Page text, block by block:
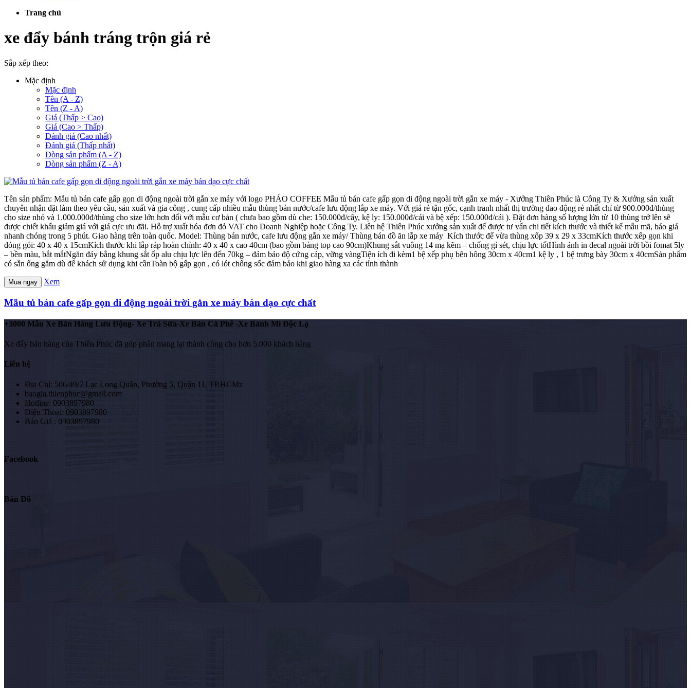
Trang chủ
xe đẩy bánh tráng trộn giá rẻ
Sắp xếp theo:
Mặc định
Mặc định
Tên (A - Z)
Tên (Z - A)
Giá (Thấp > Cao)
Giá (Cao > Thấp)
Đánh giá (Cao nhất)
Đánh giá (Thấp nhất)
Dòng sản phẩm (A - Z)
Dòng sản phẩm (Z - A)
Tên sản phẩm: Mẫu tủ bán cafe gấp gọn di động ngoài trời gắn xe máy với logo PHÁO COFFEE Mẫu tủ bán cafe gấp gọn di động ngoài trời gắn xe máy - Xưởng Thiên Phúc là Công Ty & Xưởng sản xuất
chuyên nhận đặt làm theo yêu cầu, sản xuất và gia công , cung cấp nhiều mẫu thùng bán nước/cafe lưu động lắp xe máy. Với giá rẻ tận gốc, cạnh tranh nhất thị trường dao động rẻ nhất chỉ từ 900.000đ/thùng
cho size nhỏ và 1.000.000đ/thùng cho size lớn hơn đối với mẫu cơ bản ( chưa bao gồm dù che: 150.000đ/cây, kệ ly: 150.000đ/cái và bệ xếp: 150.000đ/cái ). Đặt đơn hàng số lượng lớn từ 10 thùng trở lên sẽ
được chiết khấu giảm giá với giá cực ưu đãi. Hỗ trợ xuất hóa đơn đỏ VAT cho Doanh Nghiệp hoặc Công Ty. Liên hệ Thiên Phúc xưởng sản xuất để được tư vấn chi tiết kích thước và thiết kế mẫu mã, báo giá
nhanh chóng trong 5 phút. Giao hàng trên toàn quốc. Model: Thùng bán nước, cafe lưu động gắn xe máy/ Thùng bán đồ ăn lắp xe máy Kích thước để vừa thùng xốp 39 x 29 x 33cmKích thước xếp gọn khi
đóng gói: 40 x 40 x 15cmKích thước khi lắp ráp hoàn chỉnh: 40 x 40 x cao 40cm (bao gồm bảng top cao 90cm)Khung sắt vuông 14 mạ kẽm – chống gỉ sét, chịu lực tốtHình ảnh in decal ngoài trời bồi fomat 5ly
– bền màu, bắt mắtNgăn đáy bằng khung sắt ốp alu chịu lực lên đến 70kg – đảm bảo độ cứng cáp, vững vàngTiện ích đi kèm1 bệ xếp phụ bên hông 30cm x 40cm1 kệ ly , 1 bệ trưng bày 30cm x 40cmSản phẩm
có sẵn ống gắm dù để khách sử dụng khi cầnToàn bộ gấp gọn , có lót chống sốc đảm bảo khi giao hàng xa các tỉnh thành
Mua ngay Xem
Mẫu tủ bán cafe gấp gọn di động ngoài trời gắn xe máy bán dạo cực chất
+3000 Mẫu Xe Bán Hàng Lưu Động- Xe Trà Sữa-Xe Bán Cà Phê -Xe Bánh Mì Độc Lạ
Xe đẩy bán hàng của Thiên Phúc đã góp phần mang lại thành công cho hơn 5.000 khách hàng
Liên hệ
Địa Chỉ: 506/49/7 Lạc Long Quân, Phường 5, Quận 11, TP.HCMz
baogia.thienphuc@gmail.com
Hotline: 0903897980
Điện Thoại: 0903897980
Báo Giá : 0903897980
Facebook
Bản Đồ